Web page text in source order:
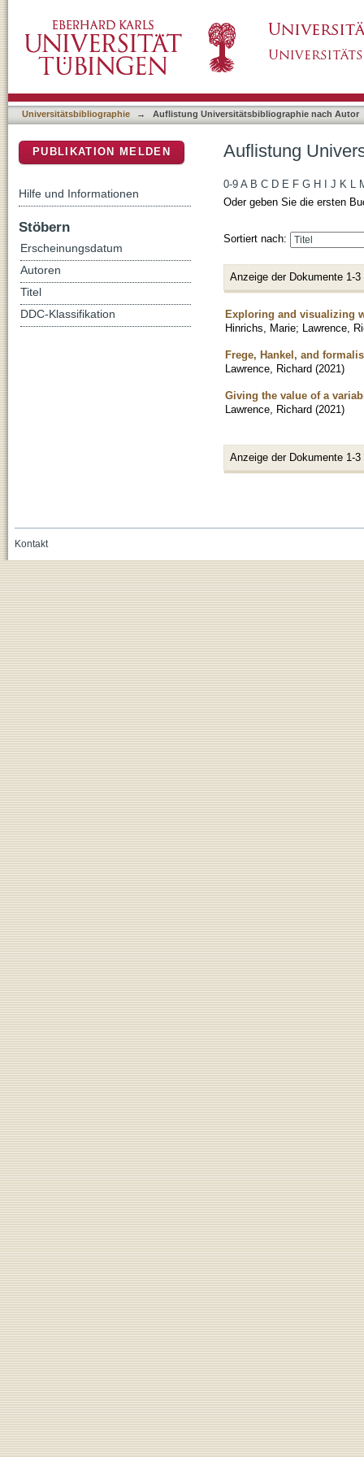
Universitätsbibliographie → Auflistung Universitätsbibliographie nach Autor
Auflistung
0-9 A B C D E F G H J K L
Oder geben Sie die ersten
Sortiert nach:
Anzeige der Dokumente 1-3
Exploring and visualizing
Hinrichs, Marie; Lawrence,
Frege, Hankel, and
Lawrence, Richard (2021)
Giving the value of a
Lawrence, Richard (2021)
Anzeige der Dokumente 1-3
PUBLIKATION MELDEN
Hilfe und Informationen
Stöbern
Erscheinungsdatum
Autoren
Titel
DDC-Klassifikation
Kontakt